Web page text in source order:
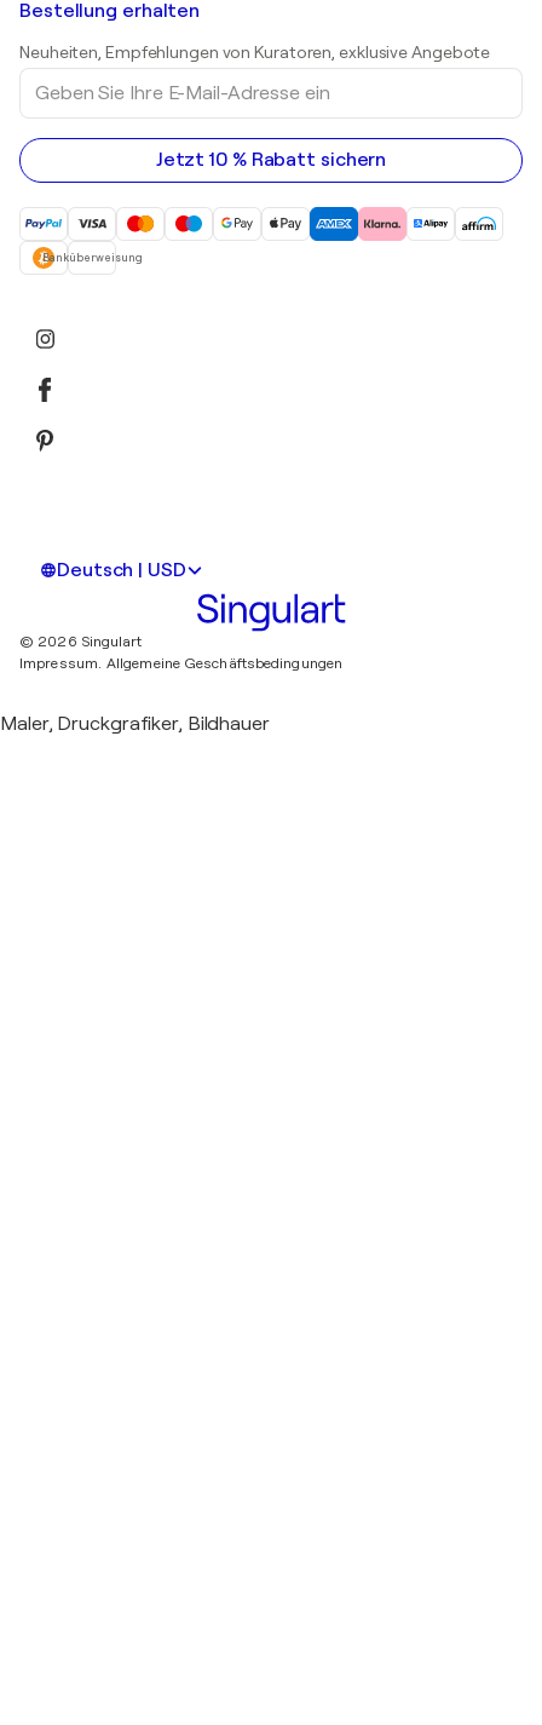
Drucke
Acrylgemälde
Kunstgalerien in Schweiz
Bestellung erhalten
Neuheiten, Empfehlungen von Kuratoren, exklusive Angebote
Geben
Sie
Ihre
E-
Mail-
Adresse
Jetzt 10 % Rabatt sichern
Banküberweisung
Deutsch | USD
© 2026 Singulart
Impressum. Allgemeine Geschäftsbedingungen
Maler, Druckgrafiker, Bildhauer